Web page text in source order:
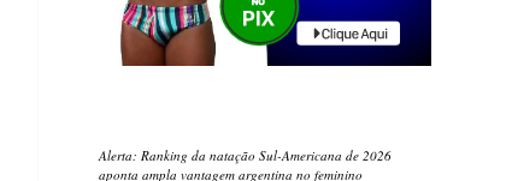
Alerta: Ranking da natação Sul-Americana de 2026
aponta ampla vantagem argentina no feminino